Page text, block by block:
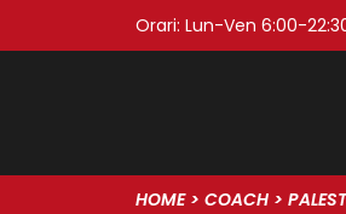
Orari: Lun-Ven 6:00-
HOME> COACH >